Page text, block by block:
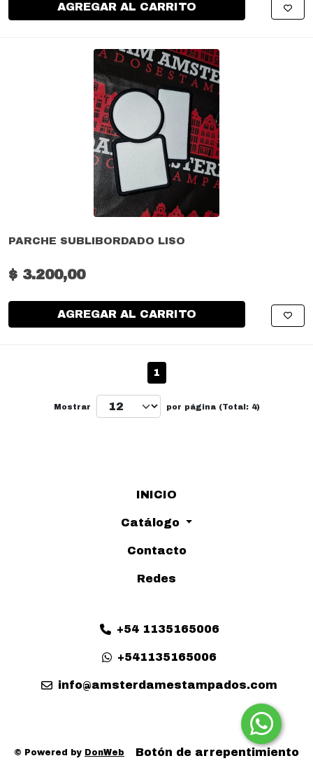
AGREGAR AL CARRITO
PARCHE SUBLIBORDADO LISO
$ 3.200,00
AGREGAR AL CARRITO
1
Mostrar por página (Total: 4)
INICIO
Catálogo
Contacto
Redes
+54 1135165006
+541135165006
info@amsterdamestampados.com
© Powered by DonWeb Botón de arrepentimiento